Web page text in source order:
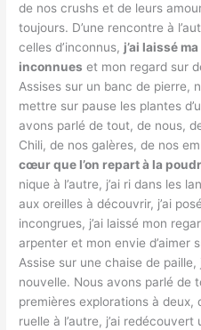
de nos crushs et de leurs
toujours. D’une rencontre à
celles d’inconnus, j’ai laissé
inconnues et mon regard sur
Assises sur un banc de pierre,
mettre sur pause les plantes
avons parlé de tout, de nous,
Chili, de nos galères, de nos
cœur que l’on repart à la
nique à l’autre, j’ai ri dans les
aux oreilles à découvrir, j’ai
incongrues, j’ai laissé mon
arpenter et mon envie d’aimer
Assise sur une chaise de paille,
nouvelle. Nous avons parlé de
premières explorations à deux,
ruelle à l’autre, j’ai